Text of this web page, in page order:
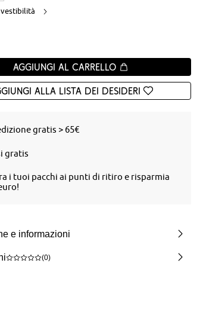
Aggiungi al carrello
alla Lista dei desideri
gratis > 65€
gratis
i tuoi pacchi ai punti di ritiro e risparmia
e informazioni
(0)